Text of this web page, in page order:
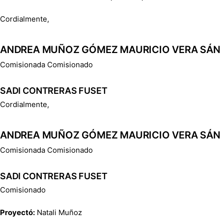
Cordialmente,
ANDREA MUÑOZ GÓMEZ MAURICIO VERA
Comisionada Comisionado
SADI CONTRERAS FUSET
Cordialmente,
ANDREA MUÑOZ GÓMEZ MAURICIO VERA
Comisionada Comisionado
SADI CONTRERAS FUSET
Comisionado
Proyectó: Natali Muñoz